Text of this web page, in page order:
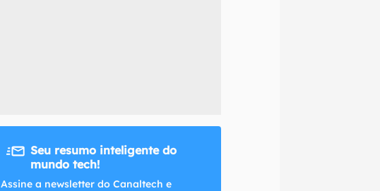
Seu resumo inteligente do
mundo tech!
Assine a newsletter do Canaltech e